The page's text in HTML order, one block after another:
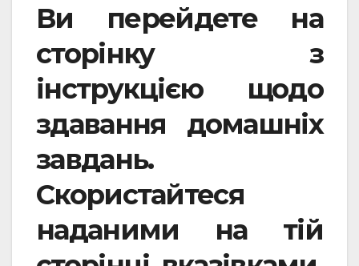
Ви перейдете на
сторінку з
інструкцією щодо
здавання домашніх
завдань.
Скористайтеся
наданими на тій